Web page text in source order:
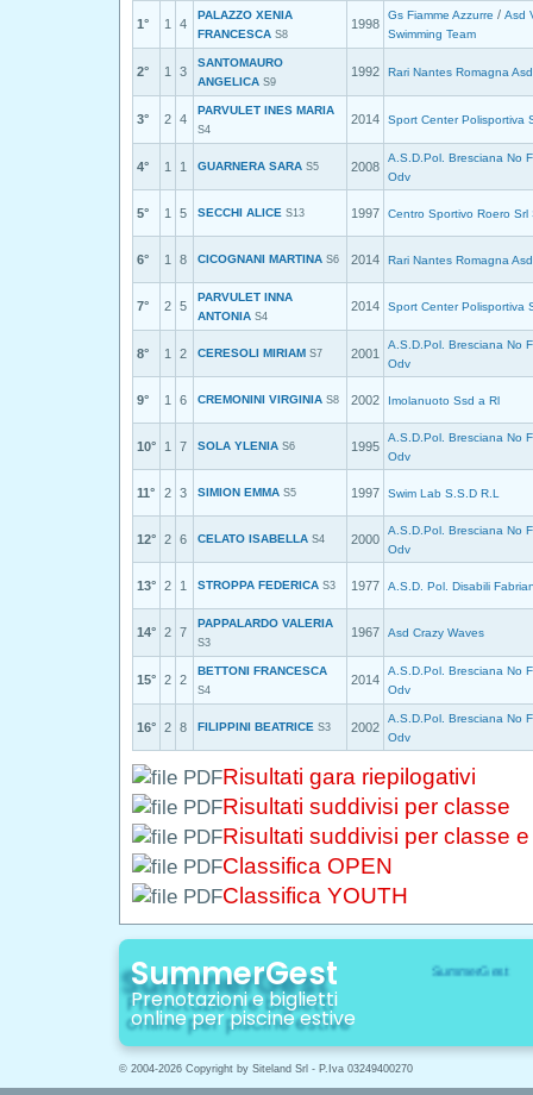
1° 1 4
PALAZZO XENIA
FRANCESCA S8
1998
Gs Fiamme Azzurre / Asd
Swimming Team
2° 1 3
SANTOMAURO
ANGELICA S9
1992 Rari Nantes Romagna Asd
3° 2 4
PARVULET INES MARIA
S4
2014 Sport Center Polisportiva
4° 1 1 GUARNERA SARA S5 2008
A.S.D.Pol. Bresciana No
Odv
5° 1 5 SECCHI ALICE S13 1997 Centro Sportivo Roero Srl
6° 1 8 CICOGNANI MARTINA S6 2014 Rari Nantes Romagna Asd
7° 2 5
PARVULET INNA
ANTONIA S4
2014 Sport Center Polisportiva
8° 1 2 CERESOLI MIRIAM S7 2001
A.S.D.Pol. Bresciana No
Odv
9° 1 6 CREMONINI VIRGINIA S8 2002 Imolanuoto Ssd a Rl
10° 1 7 SOLA YLENIA S6 1995
A.S.D.Pol. Bresciana No
Odv
11° 2 3 SIMION EMMA S5 1997 Swim Lab S.S.D R.L
12° 2 6 CELATO ISABELLA S4 2000
A.S.D.Pol. Bresciana No
Odv
13° 2 1 STROPPA FEDERICA S3 1977 A.S.D. Pol. Disabili
14° 2 7
PAPPALARDO VALERIA
S3
1967 Asd Crazy Waves
15° 2 2
BETTONI FRANCESCA
S4
2014
A.S.D.Pol. Bresciana No
Odv
16° 2 8 FILIPPINI BEATRICE S3 2002
A.S.D.Pol. Bresciana No
Odv
Risultati gara riepilogativi
Risultati suddivisi per classe
Risultati suddivisi per classe
Classifica OPEN
Classifica YOUTH
SummerGest
Prenotazioni e biglietti
online per piscine estive
© 2004-2026 Copyright by Siteland Srl - P.Iva 03249400270